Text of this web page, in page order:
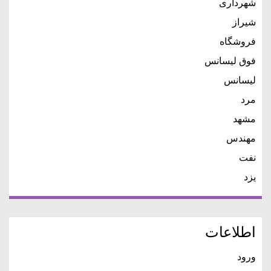
شهرداری
شیراز
فروشگاه
فوق لیسانس
لیسانس
مرد
مشهد
مهندس
نفت
یزد
اطلاعات
ورود